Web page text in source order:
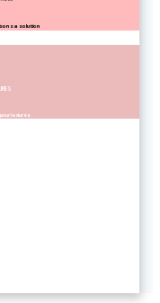
sa solution
pour la durée